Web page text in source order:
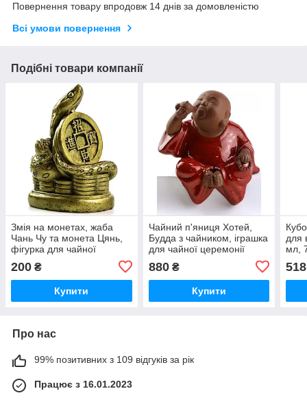
Повернення товару впродовж 14 днів за домовленістю
Всі умови повернення
Подібні товари компанії
Змія на монетах, жаба
Чань Чу та монета Цянь,
фігурка для чайної
200 ₴
Купити
Чайний п'яниця Хотей,
Будда з чайником, іграшка
для чайної церемонії
11.5х7.5х13 см
880₴
Купити
для
мл,
518
Про нас
99% позитивних з 109 відгуків за рік
Працює з 16.01.2023